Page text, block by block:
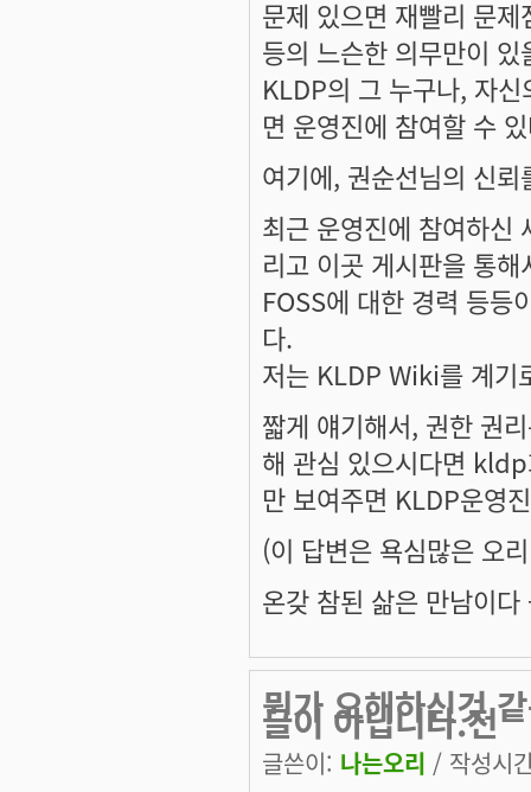
문제 있으면 재빨리 문
등의 느슨한 의무만이 있
KLDP의 그 누구나, 자
면 운영진에 참여할 수
여기에, 권순선님의 신
최근 운영진에 참여하
리고 이곳 게시판을 통
FOSS에 대한 경력 등등
다.
저는 KLDP Wiki를 계기
짧게 얘기해서, 권한 권
해 관심 있으시다면
만 보여주면 KLDP운영
(이 답변은 욕심많은 오
온갖 참된 삶은 만남이
뭔가 오해하신것
글이 아닙니다.전
글쓴이: 나는오리 / 작성시